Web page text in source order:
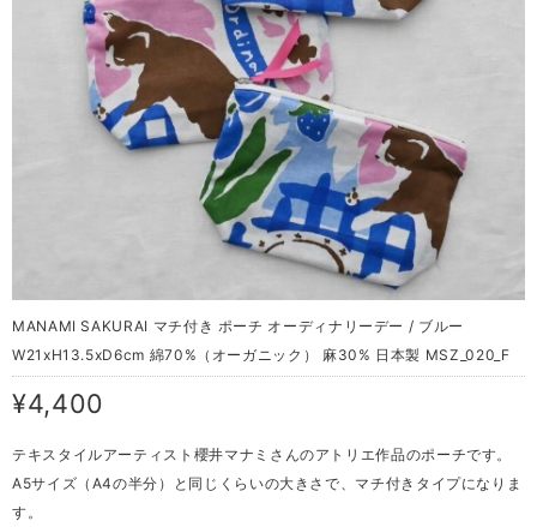
MANAMI SAKURAI マチ付き ポーチ オーディナリーデー / ブルー
W21xH13.5xD6cm 綿70%（オーガニック） 麻30% 日本製 MSZ_020_F
¥4,400
テキスタイルアーティスト櫻井マナミさんのアトリエ作品のポーチです。
A5サイズ（A4の半分）と同じくらいの大きさで、マチ付きタイプになりま
す。